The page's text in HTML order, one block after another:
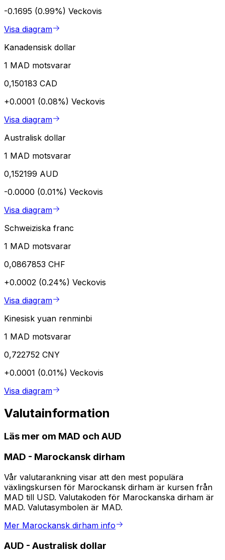
-0.1695 (0.99%) Veckovis
Visa diagram
Kanadensisk dollar
1 MAD motsvarar
0,150183 CAD
+0.0001 (0.08%) Veckovis
Visa diagram
Australisk dollar
1 MAD motsvarar
0,152199 AUD
-0.0000 (0.01%) Veckovis
Visa diagram
Schweiziska franc
1 MAD motsvarar
0,0867853 CHF
+0.0002 (0.24%) Veckovis
Visa diagram
Kinesisk yuan renminbi
1 MAD motsvarar
0,722752 CNY
+0.0001 (0.01%) Veckovis
Visa diagram
Valutainformation
Läs mer om MAD och AUD
MAD - Marockansk dirham
Vår valutarankning visar att den mest populära
växlingskursen för Marockansk dirham är kursen från
MAD till USD. Valutakoden för Marockanska dirham är
MAD. Valutasymbolen är MAD.
Mer Marockansk dirham info
AUD - Australisk dollar